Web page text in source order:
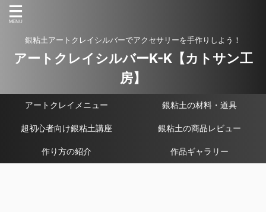
銀粘土アートクレイシルバーでアクセサリーを手作りしよう！
アートクレイシルバーK-K【カトサン工
房】
アートクレイメニュー 銀粘土の材料・道具
超初心者向け銀粘土講座 銀粘土の商品レビュー
作り方の紹介 作品ギャラリー